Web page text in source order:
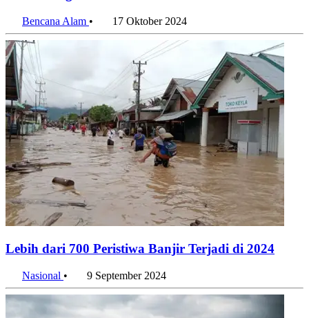
Besar Warga Kalimantan Selatan
Bencana Alam• 17 Oktober 2024
Nasional• 9 September 2024